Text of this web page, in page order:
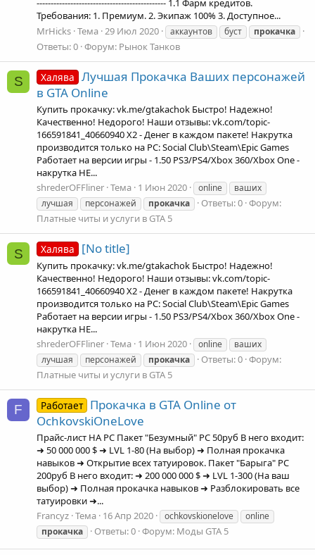
---------------------------------------------- 1.1 Фарм кредитов.
Требования: 1. Премиум. 2. Экипаж 100% 3. Доступное...
MrHicks Тема 29 Июл 2020 аккаунтов буст прокачка
Ответы: 0 Форум: Рынок Танков
S Халява Лучшая Прокачка Ваших персонажей
в GTA Online
Купить прокачку: vk.me/gtakachok Быстро! Надежно!
Качественно! Недорого! Наши отзывы: vk.com/topic-
166591841_40660940 X2 - Денег в каждом пакете! Накрутка
производится только на PC: Social Club\Steam\Epic Games
Работает на версии игры - 1.50 PS3/PS4/Xbox 360/Xbox One -
накрутка НЕ...
shrederOFFliner Тема 1 Июн 2020 online
ваших
лучшая
персонажей прокачка Ответы: 0 Форум:
Платные читы и услуги в GTA 5
S Халява [No title]
Купить прокачку: vk.me/gtakachok Быстро! Надежно!
Качественно! Недорого! Наши отзывы: vk.com/topic-
166591841_40660940 X2 - Денег в каждом пакете! Накрутка
производится только на PC: Social Club\Steam\Epic Games
Работает на версии игры - 1.50 PS3/PS4/Xbox 360/Xbox One -
накрутка НЕ...
shrederOFFliner Тема 1 Июн 2020 online
ваших
лучшая
персонажей прокачка Ответы: 0 Форум:
Платные читы и услуги в GTA 5
F Работает Прокачка в GTA Online от
OchkovskiOneLove
Прайс-лист НА PC Пакет "Безумный" PC 50руб В него входит:
➜ 50 000 000 $ ➜ LVL 1-80 (На выбор) ➜ Полная прокачка
навыков ➜ Открытие всех татуировок. Пакет "Барыга" PC
200руб В него входит: ➜ 200 000 000 $ ➜ LVL 1-300 (На ваш
выбор) ➜ Полная прокачка навыков ➜ Разблокировать все
татуировки ➜...
Francyz Тема 16 Апр 2020 ochkovskionelove
online
прокачка
Ответы: 0 Форум: Моды GTA 5